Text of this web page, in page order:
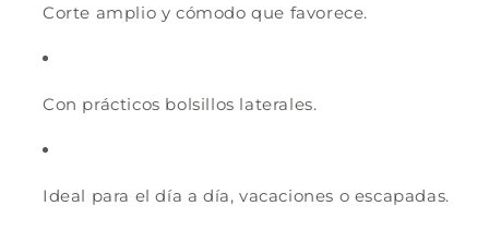
Corte amplio y cómodo que favorece.
Con prácticos bolsillos laterales.
Ideal para el día a día, vacaciones o escapadas.